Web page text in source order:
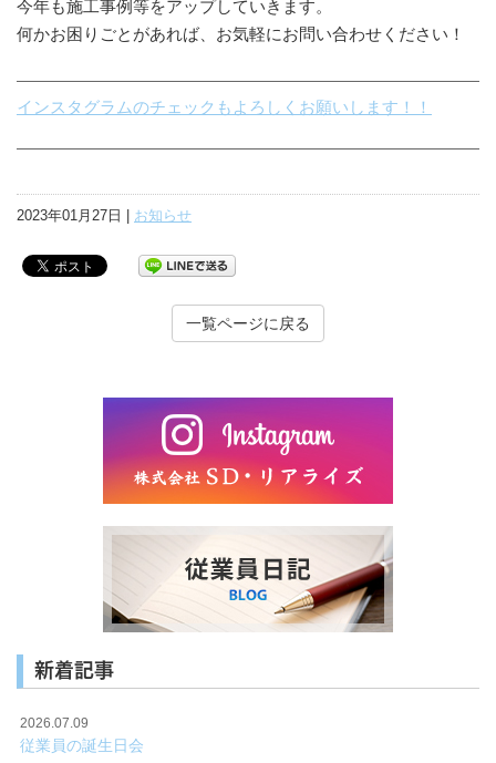
今年も施工事例等をアップしていきます。
何かお困りごとがあれば、お気軽にお問い合わせください！
インスタグラムのチェックもよろしくお願いします！！
2023年01月27日 | お知らせ
一覧ページに戻る
新着記事
2026.07.09
従業員の誕生日会